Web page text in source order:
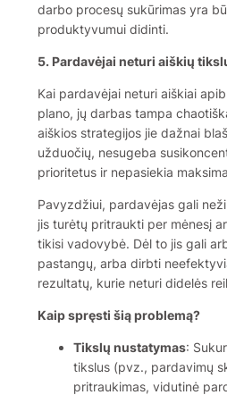
darbo procesų sukūrimas yra
produktyvumui didinti.
5. Pardavėjai neturi aiškių
Kai pardavėjai neturi aiškiai
plano, jų darbas tampa
aiškios strategijos jie dažnai
užduočių, nesugeba
prioritetus ir nepasiekia
Pavyzdžiui, pardavėjas gali
jis turėtų pritraukti per mėnesį
tikisi vadovybė. Dėl to jis gali
pastangų, arba dirbti
rezultatų, kurie neturi didelės
Kaip spręsti šią problemą?
Tikslų nustatymas:
tikslus (pvz., pardavimų
pritraukimas, vidutinė